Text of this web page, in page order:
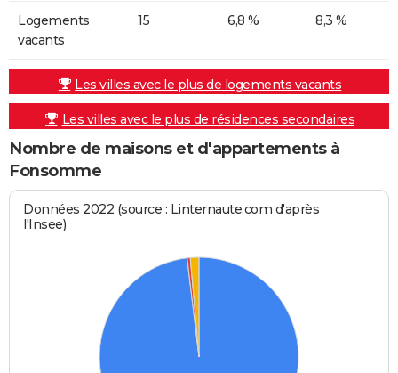
Logements
vacants
15 6,8 % 8,3 %
Les villes avec le plus de logements vacants
Les villes avec le plus de résidences secondaires
Nombre de maisons et d'appartements à
Fonsomme
Données 2022 (source : Linternaute.com d'après
l'Insee)